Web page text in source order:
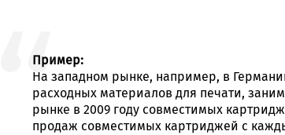
Пример:
На западном рынке, например, в
расходных материалов для печати,
рынке в 2009 году совместимых
продаж совместимых картриджей с